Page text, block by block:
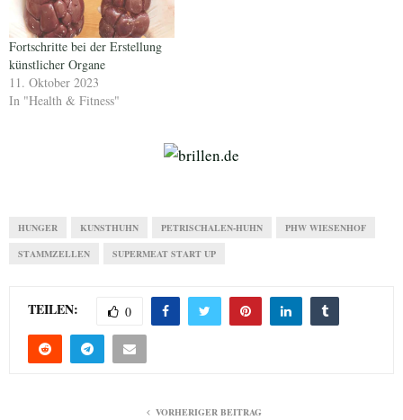
Fortschritte bei der Erstellung
künstlicher Organe
11. Oktober 2023
In "Health & Fitness"
HUNGER KUNSTHUHN PETRISCHALEN-HUHN PHW WIESENHOF
STAMMZELLEN SUPERMEAT START UP
TEILEN: 0
VORHERIGER BEITRAG